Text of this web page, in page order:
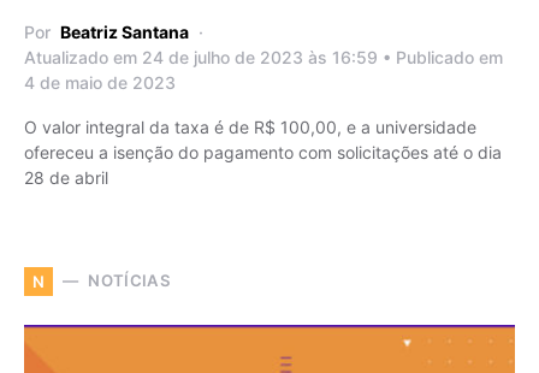
Por Beatriz Santana
Atualizado em 24 de julho de 2023 às 16:59 • Publicado em
4 de maio de 2023
O valor integral da taxa é de R$ 100,00, e a universidade
ofereceu a isenção do pagamento com solicitações até o dia
28 de abril
N NOTÍCIAS